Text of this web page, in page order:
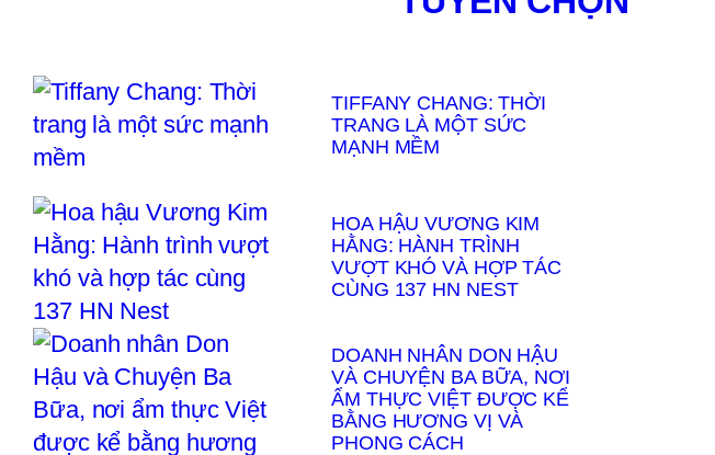
TIFFANY CHANG: THỜI
TRANG LÀ MỘT SỨC
MẠNH MỀM
HOA HẬU VƯƠNG KIM
HẰNG: HÀNH TRÌNH
VƯỢT KHÓ VÀ HỢP TÁC
CÙNG 137 HN NEST
DOANH NHÂN DON HẬU
VÀ CHUYỆN BA BỮA, NƠI
ẨM THỰC VIỆT ĐƯỢC KỂ
BẰNG HƯƠNG VỊ VÀ
PHONG CÁCH